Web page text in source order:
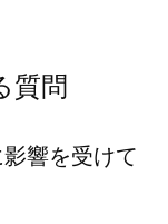
質問
響を受けて